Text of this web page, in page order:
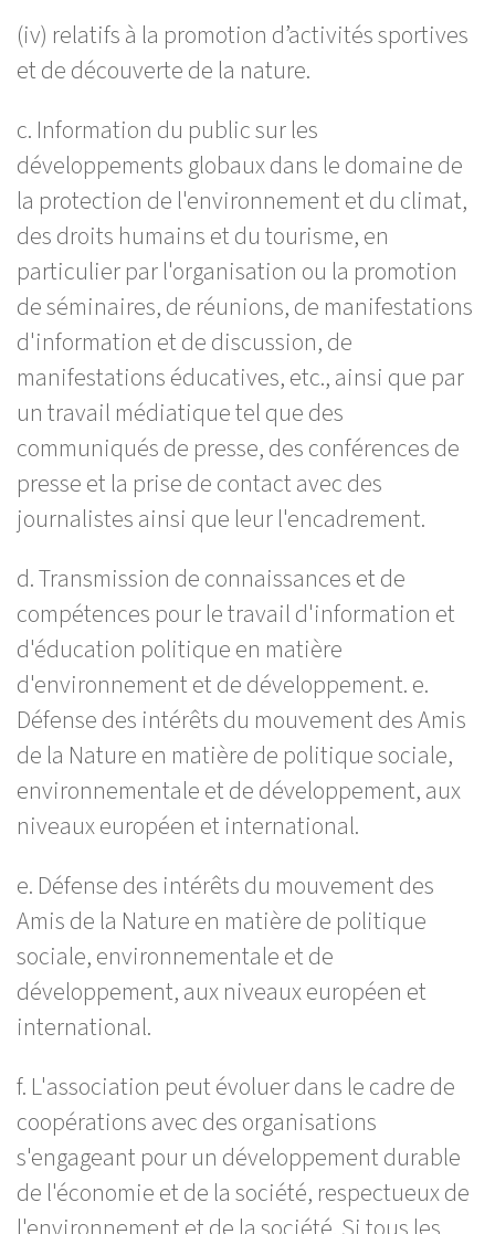
(iv) relatifs à la promotion d’activités sportives
et de découverte de la nature.
c. Information du public sur les
développements globaux dans le domaine de
la protection de l'environnement et du climat,
des droits humains et du tourisme, en
particulier par l'organisation ou la promotion
de séminaires, de réunions, de manifestations
d'information et de discussion, de
manifestations éducatives, etc., ainsi que par
un travail médiatique tel que des
communiqués de presse, des conférences de
presse et la prise de contact avec des
journalistes ainsi que leur l'encadrement.
d. Transmission de connaissances et de
compétences pour le travail d'information et
d'éducation politique en matière
d'environnement et de développement. e.
Défense des intérêts du mouvement des Amis
de la Nature en matière de politique sociale,
environnementale et de développement, aux
niveaux européen et international.
e. Défense des intérêts du mouvement des
Amis de la Nature en matière de politique
sociale, environnementale et de
développement, aux niveaux européen et
international.
f. L'association peut évoluer dans le cadre de
coopérations avec des organisations
s'engageant pour un développement durable
de l'économie et de la société, respectueux de